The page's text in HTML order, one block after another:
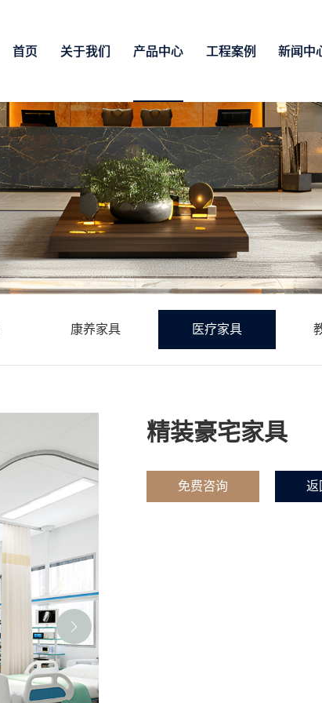
首页 关于我们 产品中心 工程案例 新闻中
康养家具 医疗家具
精装豪宅家具
免费咨询 返